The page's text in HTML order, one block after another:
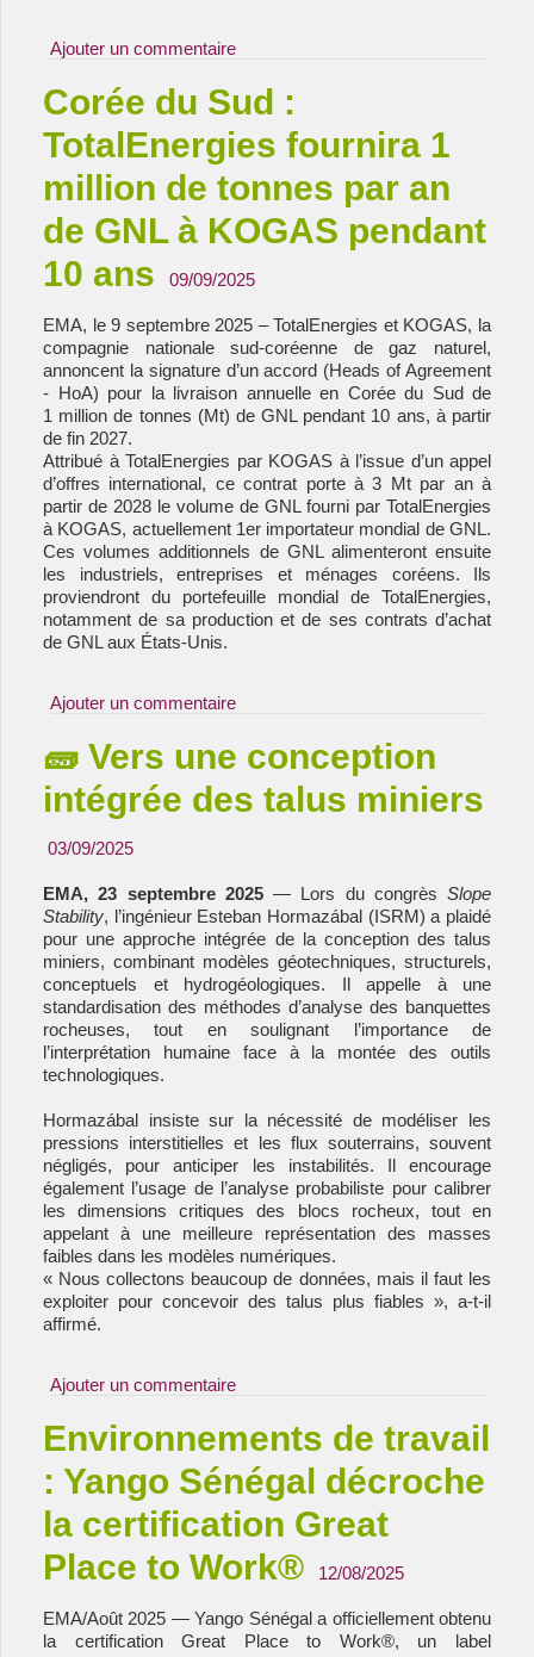
Ajouter un commentaire
Corée du Sud :
TotalEnergies fournira 1
million de tonnes par an
de GNL à KOGAS pendant
10 ans
09/09/2025
EMA, le 9 septembre 2025 – TotalEnergies et KOGAS, la
compagnie nationale sud-coréenne de gaz naturel,
annoncent la signature d’un accord (Heads of Agreement
- HoA) pour la livraison annuelle en Corée du Sud de
1 million de tonnes (Mt) de GNL pendant 10 ans, à partir
de fin 2027.
Attribué à TotalEnergies par KOGAS à l’issue d’un appel
d’offres international, ce contrat porte à 3 Mt par an à
partir de 2028 le volume de GNL fourni par TotalEnergies
à KOGAS, actuellement 1er importateur mondial de GNL.
Ces volumes additionnels de GNL alimenteront ensuite
les industriels, entreprises et ménages coréens. Ils
proviendront du portefeuille mondial de TotalEnergies,
notamment de sa production et de ses contrats d’achat
de GNL aux États-Unis.
Ajouter un commentaire
🧱 Vers une conception
intégrée des talus miniers
03/09/2025
EMA, 23 septembre 2025— Lors du congrès Slope
Stability, l’ingénieur Esteban Hormazábal (ISRM) a plaidé
pour une approche intégrée de la conception des talus
miniers, combinant modèles géotechniques, structurels,
conceptuels et hydrogéologiques. Il appelle à une
standardisation des méthodes d’analyse des banquettes
rocheuses, tout en soulignant l’importance de
l’interprétation humaine face à la montée des outils
technologiques.
Hormazábal insiste sur la nécessité de modéliser les
pressions interstitielles et les flux souterrains, souvent
négligés, pour anticiper les instabilités. Il encourage
également l’usage de l’analyse probabiliste pour calibrer
les dimensions critiques des blocs rocheux, tout en
appelant à une meilleure représentation des masses
faibles dans les modèles numériques.
« Nous collectons beaucoup de données, mais il faut les
exploiter pour concevoir des talus plus fiables », a-t-il
affirmé.
Ajouter un commentaire
Environnements de travail
: Yango Sénégal décroche
la certification Great
Place to Work®
12/08/2025
EMA/Août 2025 — Yango Sénégal a officiellement obtenu
la certification Great Place to Work®, un label